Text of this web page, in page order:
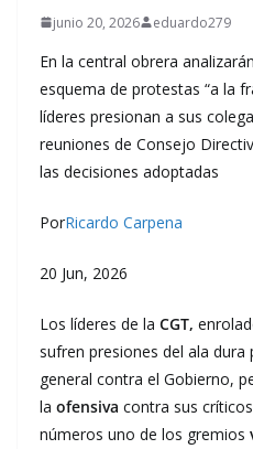
junio 20, 2026 eduardo279
En la central obrera
esquema de protestas “a la
líderes presionan a sus
reuniones de Consejo
las decisiones adoptadas
PorRicardo Carpena
20 Jun, 2026
Los líderes de la CGT,
sufren presiones del ala
general contra el Gobierno,
la ofensiva contra sus
números uno de los gremios